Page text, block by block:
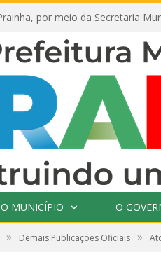
O MUNICÍPIO O
» Demais Publicações Oficiais »